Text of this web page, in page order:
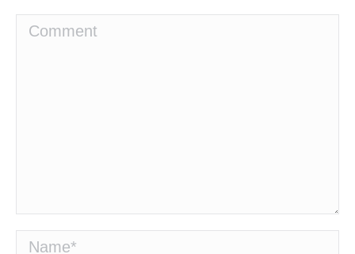
Comment
Name *